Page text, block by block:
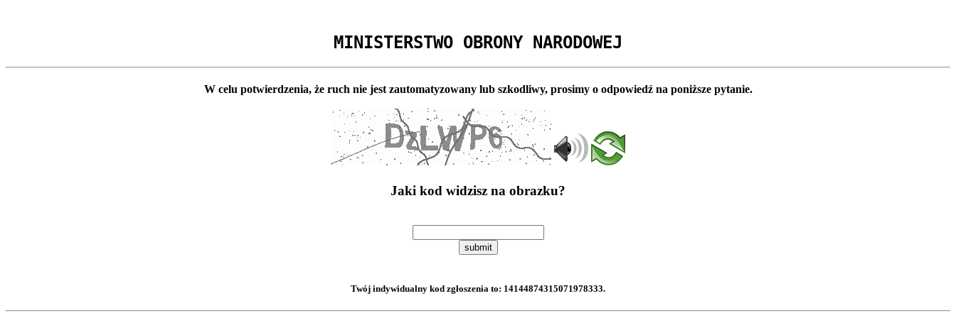
MINISTERSTWO OBRONY NARODOWEJ
W celu potwierdzenia, że ruch nie jest zautomatyzowany lub szkodliwy, prosimy o odpowiedź na poniższe pytanie.
Jaki kod widzisz na obrazku?
submit
Twój indywidualny kod zgłoszenia to: 14144874315071978333.